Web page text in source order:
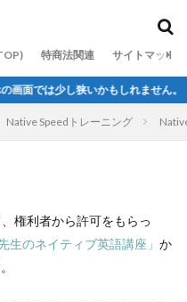
特商法関連 サイトマップ
かもしれません。 パソコン、タブ
Native Speedトレーニング
権利者から許可をもらっ
生のネイティブ英語講座」 か
Sample
Mirroring